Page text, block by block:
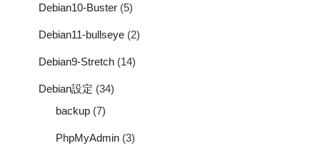
Debian10-Buster (5)
Debian11-bullseye (2)
Debian9-Stretch (14)
Debian設定 (34)
backup (7)
PhpMyAdmin (3)